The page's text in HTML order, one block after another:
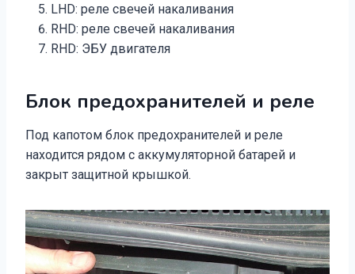
LHD: реле свечей накаливания
RHD: реле свечей накаливания
RHD: ЭБУ двигателя
Блок предохранителей и реле
Под капотом блок предохранителей и реле
находится рядом с аккумуляторной батарей и
закрыт защитной крышкой.